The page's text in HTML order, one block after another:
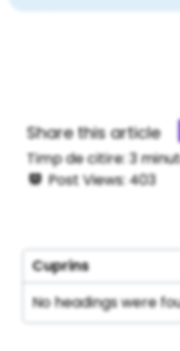
Share this article
Timp de citire: 3
Post Views: 403
Cuprins
No headings were